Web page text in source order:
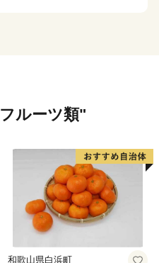
上され、大変称賛された
栗と呼ばれ、日本三大栗の
、山里の静かで集中でき
や加工食品が製造されてお
ト」のまちです。
中心に広がる双海町は、
ルーツ類"
和歌山県白浜町